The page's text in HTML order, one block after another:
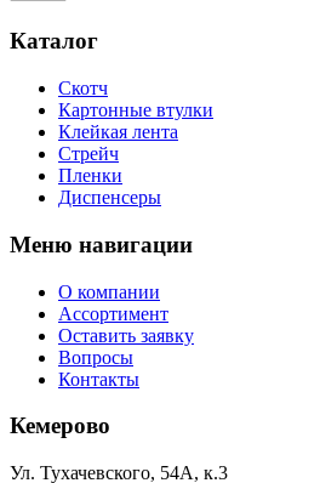
Каталог
Скотч
Картонные втулки
Клейкая лента
Стрейч
Пленки
Диспенсеры
Меню навигации
О компании
Ассортимент
Оставить заявку
Вопросы
Контакты
Кемерово
Ул. Тухачевского, 54А, к.3